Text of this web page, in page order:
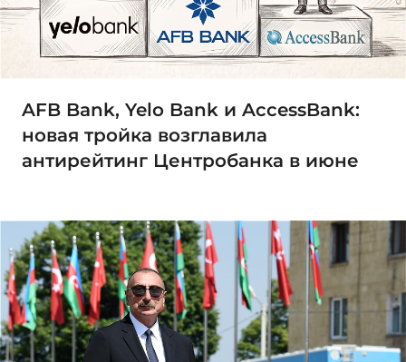
AFB Bank, Yelo Bank и AccessBank:
новая тройка возглавила
антирейтинг Центробанка в июне